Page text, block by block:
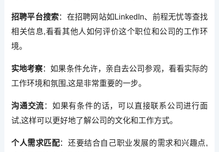
招聘平台搜索：在招聘网站如LinkedIn、前程无忧等查找
相关信息,看看其他人如何评价这个职位和公司的工作环
境。
实地考察：如果条件允许，亲自去公司参观，看看实际的
工作环境和氛围,这是非常重要的一步。
沟通交流 ：如果有条件的话，可以直接联系公司进行面
试,这样可以更好地了解公司的文化和工作方式。
个人需求匹配：还要结合自己职业发展的需求和兴趣点,